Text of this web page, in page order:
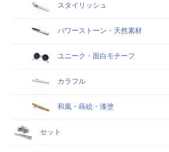
スタイリッシュ
パワーストーン・天然素材
ユニーク・面白モチーフ
カラフル
和風・蒔絵・漆塗
セット